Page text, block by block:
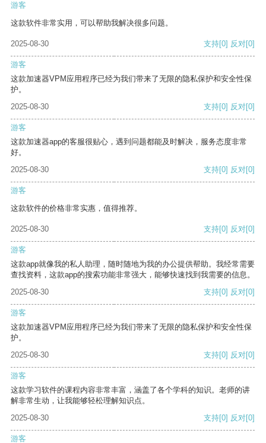
游客
这款软件非常实用，可以帮助我解决很多问题。
2025-08-30 支持[0] 反对[0]
游客
这款加速器VPM应用程序已经为我们带来了无限的隐私保护和安全性保
护。
2025-08-30
支持[0] 反对[0]
游客
这款加速器app的客服很贴心，遇到问题都能及时解决，服务态度非常
好。
2025-08-30
支持[0] 反对[0]
游客
这款软件的价格非常实惠，值得推荐。
2025-08-30 支持[0] 反对[0]
游客
这款app就像我的私人助理，随时随地为我的办公提供帮助。我经常需要
查找资料，这款app的搜索功能非常强大，能够快速找到我需要的信息。
2025-08-30
支持[0] 反对[0]
游客
这款加速器VPM应用程序已经为我们带来了无限的隐私保护和安全性保
护。
2025-08-30
支持[0] 反对[0]
游客
这款学习软件的课程内容非常丰富，涵盖了各个学科的知识。老师的讲
解非常生动，让我能够轻松理解知识点。
2025-08-30
支持[0] 反对[0]
游客